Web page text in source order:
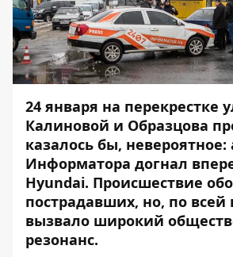
24 января на перекрестке
Калиновой и Образцова
казалось бы,
Информатора догнал
Hyundai. Происшествие
пострадавших, но, по
вызвало широкий
резонанс.